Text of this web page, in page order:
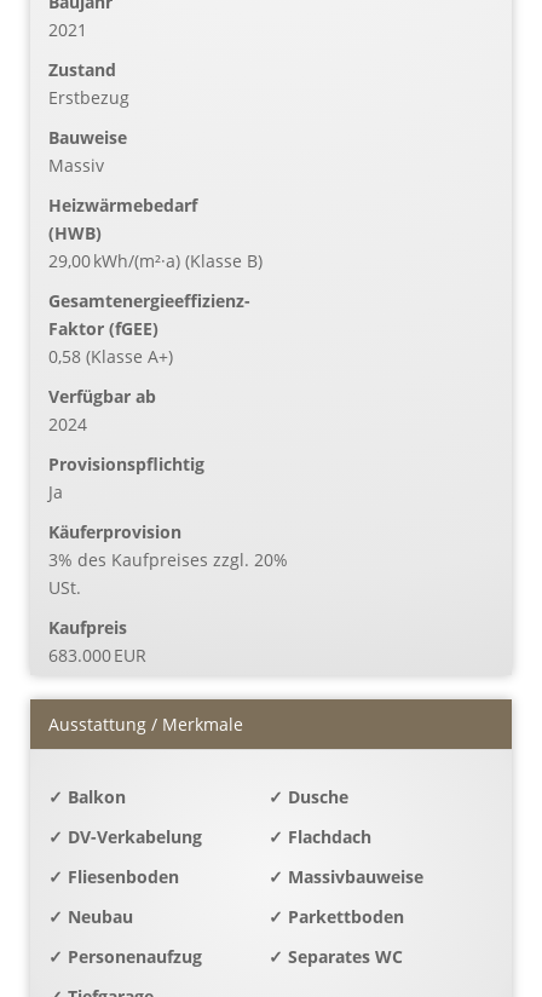
2021
Zustand
Erstbezug
Bauweise
Massiv
Heizwärmebedarf
(HWB)
29,00 kWh/(m²·a) (Klasse B)
Gesamtenergieeffizienz-
Faktor (fGEE)
0,58 (Klasse A+)
Verfügbar ab
2024
Provisionspflichtig
Ja
Käufer­provision
3% des Kaufpreises zzgl. 20%
USt.
Kaufpreis
683.000 EUR
Ausstattung / Merkmale
✓ Balkon
✓ Dusche
✓ DV-Verkabelung
✓ Flachdach
✓ Fliesenboden
✓ Massivbauweise
✓ Neubau
✓ Parkettboden
✓ Personenaufzug
✓ Separates WC